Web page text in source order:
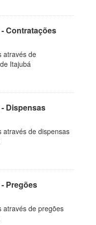
Contratações
através de
Itajubá
Dispensas
através de dispensas
Pregões
através de pregões